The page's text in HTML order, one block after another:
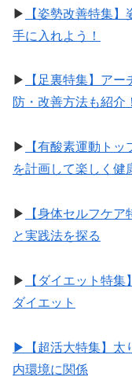
▶︎
【姿勢改善特集
手に入れよう！
▶︎
【足裏特集】ア
防・改善方法も紹介！
▶︎
【有酸素運動ト
を計画して楽しく健
▶︎
【身体セルフケ
と実践法を探る
▶︎
【ダイエット特
ダイエット
▶︎【超活大特集】太
内環境に関係